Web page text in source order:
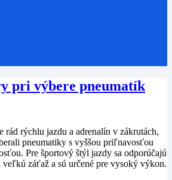
pri výbere pneumatík
rád rýchlu jazdu a adrenalín v zákrutách,
pneumatiky s vyššou priľnavosťou
Pre športový štýl jazdy sa odporúčajú
veľkú záťaž a sú určené pre vysoký výkon.